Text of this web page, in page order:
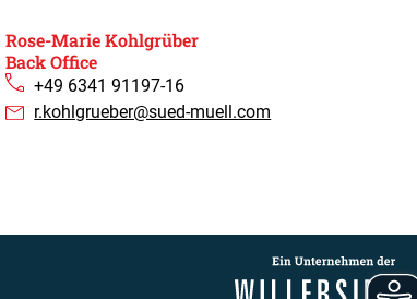
Rose-Marie Kohlgrüber​
Back Office
+49 6341 91197-16
r.kohlgrueber@sued-muell.com